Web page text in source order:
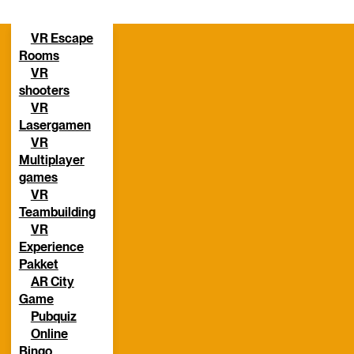
VR Escape
Rooms
VR
shooters
VR
Lasergamen
VR
Multiplayer
games
VR
Teambuilding
VR
Experience
Pakket
AR City
Game
Pubquiz
Online